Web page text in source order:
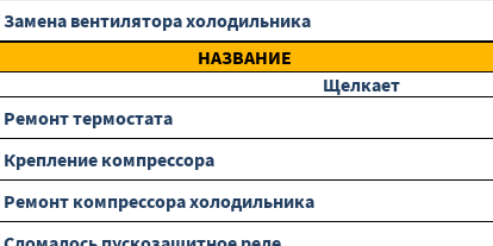
Замена вентилятора холодильника
НАЗВАНИЕ
Щелкает
Ремонт термостата
Крепление компрессора
Ремонт компрессора холодильника